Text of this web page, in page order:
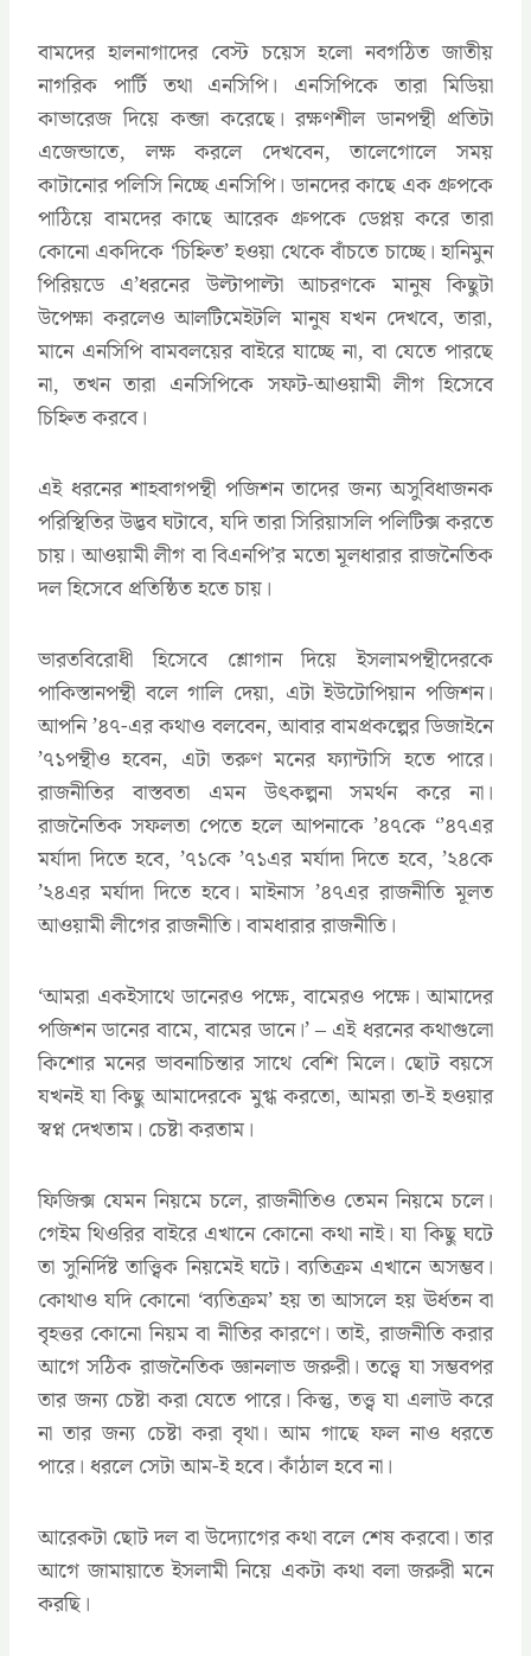
বামদের হালনাগাদের বেস্ট চয়েস হলো নবগঠিত জাতীয়
নাগরিক পার্টি তথা এনসিপি। এনসিপিকে তারা মিডিয়া
কাভারেজ দিয়ে কব্জা করেছে। রক্ষণশীল ডানপন্থী প্রতিটা
এজেন্ডাতে, লক্ষ করলে দেখবেন, তালেগোলে সময়
কাটানোর পলিসি নিচ্ছে এনসিপি। ডানদের কাছে এক গ্রুপকে
পাঠিয়ে বামদের কাছে আরেক গ্রুপকে ডেপ্লয় করে তারা
কোনো একদিকে ‘চিহ্নিত’ হওয়া থেকে বাঁচতে চাচ্ছে। হানিমুন
পিরিয়ডে এ’ধরনের উল্টাপাল্টা আচরণকে মানুষ কিছুটা
উপেক্ষা করলেও আলটিমেইটলি মানুষ যখন দেখবে, তারা,
মানে এনসিপি বামবলয়ের বাইরে যাচ্ছে না, বা যেতে পারছে
না, তখন তারা এনসিপিকে সফট-আওয়ামী লীগ হিসেবে
চিহ্নিত করবে।
এই ধরনের শাহবাগপন্থী পজিশন তাদের জন্য অসুবিধাজনক
পরিস্থিতির উদ্ভব ঘটাবে, যদি তারা সিরিয়াসলি পলিটিক্স করতে
চায়। আওয়ামী লীগ বা বিএনপি’র মতো মূলধারার রাজনৈতিক
দল হিসেবে প্রতিষ্ঠিত হতে চায়।
ভারতবিরোধী হিসেবে শ্লোগান দিয়ে ইসলামপন্থীদেরকে
পাকিস্তানপন্থী বলে গালি দেয়া, এটা ইউটোপিয়ান পজিশন।
আপনি ’৪৭-এর কথাও বলবেন, আবার বামপ্রকল্পের ডিজাইনে
’৭১পন্থীও হবেন, এটা তরুণ মনের ফ্যান্টাসি হতে পারে।
রাজনীতির বাস্তবতা এমন উৎকল্পনা সমর্থন করে না।
রাজনৈতিক সফলতা পেতে হলে আপনাকে ’৪৭কে ‘’৪৭এর
মর্যাদা দিতে হবে, ’৭১কে ’৭১এর মর্যাদা দিতে হবে, ’২৪কে
’২৪এর মর্যাদা দিতে হবে। মাইনাস ’৪৭এর রাজনীতি মূলত
আওয়ামী লীগের রাজনীতি। বামধারার রাজনীতি।
‘আমরা একইসাথে ডানেরও পক্ষে, বামেরও পক্ষে। আমাদের
পজিশন ডানের বামে, বামের ডানে।’ – এই ধরনের কথাগুলো
কিশোর মনের ভাবনাচিন্তার সাথে বেশি মিলে। ছোট বয়সে
যখনই যা কিছু আমাদেরকে মুগ্ধ করতো, আমরা তা-ই হওয়ার
স্বপ্ন দেখতাম। চেষ্টা করতাম।
ফিজিক্স যেমন নিয়মে চলে, রাজনীতিও তেমন নিয়মে চলে।
গেইম থিওরির বাইরে এখানে কোনো কথা নাই। যা কিছু ঘটে
তা সুনির্দিষ্ট তাত্ত্বিক নিয়মেই ঘটে। ব্যতিক্রম এখানে অসম্ভব।
কোথাও যদি কোনো ‘ব্যতিক্রম’ হয় তা আসলে হয় ঊর্ধতন বা
বৃহত্তর কোনো নিয়ম বা নীতির কারণে। তাই, রাজনীতি করার
আগে সঠিক রাজনৈতিক জ্ঞানলাভ জরুরী। তত্ত্বে যা সম্ভবপর
তার জন্য চেষ্টা করা যেতে পারে। কিন্তু, তত্ত্ব যা এলাউ করে
না তার জন্য চেষ্টা করা বৃথা। আম গাছে ফল নাও ধরতে
পারে। ধরলে সেটা আম-ই হবে। কাঁঠাল হবে না।
আরেকটা ছোট দল বা উদ্যোগের কথা বলে শেষ করবো। তার
আগে জামায়াতে ইসলামী নিয়ে একটা কথা বলা জরুরী মনে
করছি।